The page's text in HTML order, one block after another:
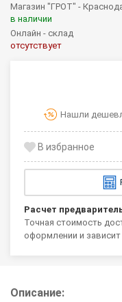
Магазин "ГРОТ" -
в наличии
Онлайн - склад
отсутствует
Нашли
Расчет
Точная стоимость
оформлении и
Описание: